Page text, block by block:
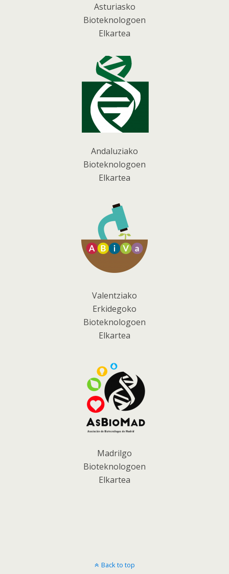
Asturiasko
Bioteknologoen
Elkartea
Andaluziako
Bioteknologoen
Elkartea
Valentziako
Erkidegoko
Bioteknologoen
Elkartea
Madrilgo
Bioteknologoen
Elkartea
Back to top